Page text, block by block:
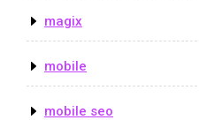
magix
mobile
mobile seo